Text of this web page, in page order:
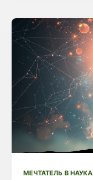
МЕЧТАТЕЛЬ В НАУКА